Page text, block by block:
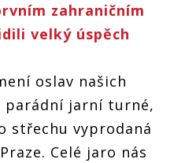
zahraničním
velký úspěch
oslav našich
parádní jarní turné,
střechu vyprodaná
Celé jaro nás